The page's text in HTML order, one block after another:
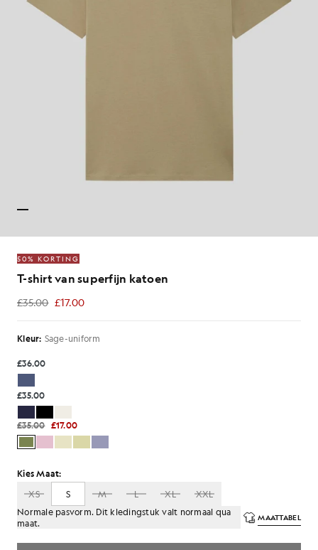
50% KORTING
T-shirt van superfijn katoen
£35.00 £17.00
£17.00
Kleur: Sage-uniform
£36.00
£35.00
£35.00 £17.00
Kies Maat:
XS
S M L XL
XXL
Normale pasvorm. Dit kledingstuk valt normaal qua
maat.
MAATTABEL